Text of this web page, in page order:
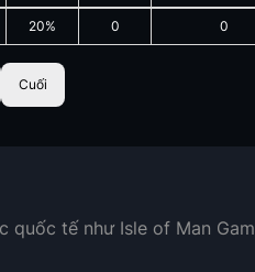
20% 0 0
Cuối
tế như Isle of Man